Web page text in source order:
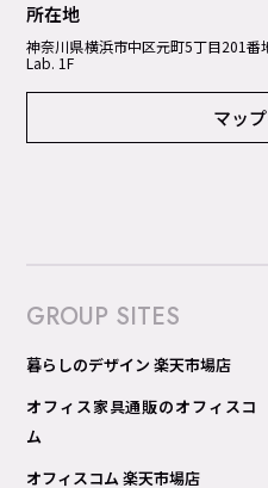
所在地
神奈川県横浜市中区元町5丁⽬201番
Lab. 1F
マッ
GROUP SITES
暮らしのデザイン 楽天市場店
オフィス家具通販のオフィスコ
ム
オフィスコム 楽天市場店